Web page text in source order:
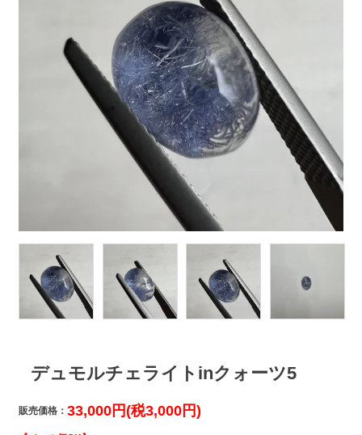
デュモルチェライトinクォーツ5
販売価格： 33,000円(税3,000円)